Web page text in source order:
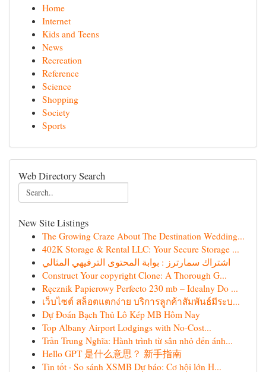
Home
Internet
Kids and Teens
News
Recreation
Reference
Science
Shopping
Society
Sports
Web Directory Search
New Site Listings
The Growing Craze About The Destination Wedding...
402K Storage & Rental LLC: Your Secure Storage ...
اشتراك سمارترز : بوابة المحتوى الترفيهي المثالي
Construct Your copyright Clone: A Thorough G...
Ręcznik Papierowy Perfecto 230 mb – Idealny Do ...
เว็บไซต์ สล็อตแตกง่าย บริการลูกค้าสัมพันธ์มีระบ...
Dự Đoán Bạch Thủ Lô Kép MB Hôm Nay
Top Albany Airport Lodgings with No-Cost...
Trần Trung Nghĩa: Hành trình từ sân nhỏ đến ánh...
Hello GPT 是什么意思？ 新手指南
Tin tốt · So sánh XSMB Dự báo: Cơ hội lớn H...